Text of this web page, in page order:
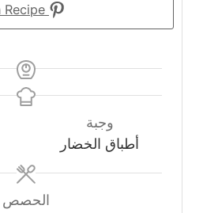
Pin Recipe
وجبة
أطباق الخضار
الحصص